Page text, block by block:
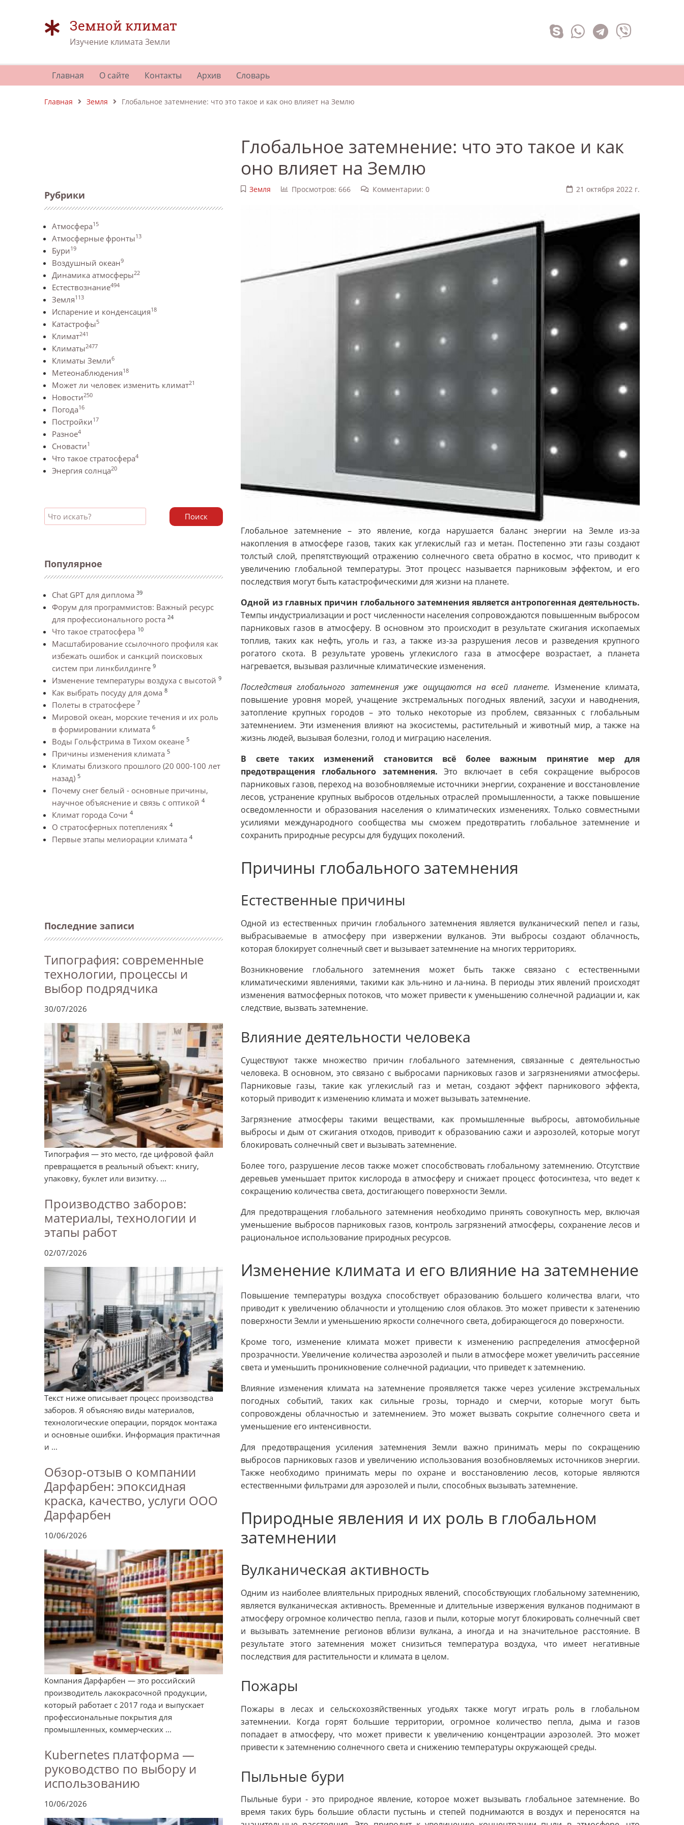
Земной климат
Изучение климата Земли
Главная О сайте Контакты Архив Словарь
Главная Земля Глобальное затемнение: что это такое и как оно влияет на Землю
Рубрики
Атмосфера15
Атмосферные фронты13
Бури19
Воздушный океан9
Динамика атмосферы22
Естествознание494
Земля113
Испарение и конденсация18
Катастрофы5
Климат241
Климаты2477
Климаты Земли6
Метеонаблюдения18
Может ли человек изменить климат21
Новости250
Погода16
Постройки17
Разное4
Сновасти1
Что такое стратосфера4
Энергия солнца20
Поиск
Популярное
Chat GPT для диплома 39
Форум для программистов: Важный ресурс
для профессионального роста 24
Что такое стратосфера 10
Масштабирование ссылочного профиля как
избежать ошибок и санкций поисковых
систем при линкбилдинге 9
Изменение температуры воздуха с высотой 9
Как выбрать посуду для дома 8
Полеты в стратосфере 7
Мировой океан, морские течения и их роль
в формировании климата 6
Воды Гольфстрима в Тихом океане 5
Причины изменения климата 5
Климаты близкого прошлого (20 000-100 лет
назад) 5
Почему снег белый - основные причины,
научное объяснение и связь с оптикой 4
Климат города Сочи 4
О стратосферных потеплениях 4
Первые этапы мелиорации климата 4
Последние записи
Типография: современные
технологии, процессы и
выбор подрядчика
30/07/2026
Типография — это место, где цифровой файл
превращается в реальный объект: книгу,
упаковку, буклет или визитку. ...
Производство заборов:
материалы, технологии и
этапы работ
02/07/2026
Текст ниже описывает процесс производства
заборов. Я объясняю виды материалов,
технологические операции, порядок монтажа
и основные ошибки. Информация практичная
и ...
Обзор-отзыв о компании
Дарфарбен: эпоксидная
краска, качество, услуги ООО
Дарфарбен
10/06/2026
Компания Дарфарбен — это российский
производитель лакокрасочной продукции,
который работает с 2017 года и выпускает
профессиональные покрытия для
промышленных, коммерческих ...
Kubernetes платформа —
руководство по выбору и
использованию
10/06/2026
Глобальное затемнение: что это такое и как
оно влияет на Землю
Земля Просмотров: 666 Комментарии: 0 21 октября 2022 г.
Глобальное затемнение – это явление, когда нарушается баланс энергии на Земле из-за
накопления в атмосфере газов, таких как углекислый газ и метан. Постепенно эти газы создают
толстый слой, препятствующий отражению солнечного света обратно в космос, что приводит к
увеличению глобальной температуры. Этот процесс называется парниковым эффектом, и его
последствия могут быть катастрофическими для жизни на планете.
Одной из главных причин глобального затемнения является антропогенная деятельность.
Темпы индустриализации и рост численности населения сопровождаются повышенным выбросом
парниковых газов в атмосферу. В основном это происходит в результате сжигания ископаемых
топлив, таких как нефть, уголь и газ, а также из-за разрушения лесов и разведения крупного
рогатого скота. В результате уровень углекислого газа в атмосфере возрастает, а планета
нагревается, вызывая различные климатические изменения.
Последствия глобального затемнения уже ощущаются на всей планете. Изменение климата,
повышение уровня морей, учащение экстремальных погодных явлений, засухи и наводнения,
затопление крупных городов – это только некоторые из проблем, связанных с глобальным
затемнением. Эти изменения влияют на экосистемы, растительный и животный мир, а также на
жизнь людей, вызывая болезни, голод и миграцию населения.
В свете таких изменений становится всё более важным принятие мер для
предотвращения глобального затемнения. Это включает в себя сокращение выбросов
парниковых газов, переход на возобновляемые источники энергии, сохранение и восстановление
лесов, устранение крупных выбросов отдельных отраслей промышленности, а также повышение
осведомленности и образования населения о климатических изменениях. Только совместными
усилиями международного сообщества мы сможем предотвратить глобальное затемнение и
сохранить природные ресурсы для будущих поколений.
Причины глобального затемнения
Естественные причины
Одной из естественных причин глобального затемнения является вулканический пепел и газы,
выбрасываемые в атмосферу при извержении вулканов. Эти выбросы создают облачность,
которая блокирует солнечный свет и вызывает затемнение на многих территориях.
Возникновение глобального затемнения может быть также связано с естественными
климатическими явлениями, такими как эль-нино и ла-нина. В периоды этих явлений происходят
изменения ватмосферных потоков, что может привести к уменьшению солнечной радиации и, как
следствие, вызвать затемнение.
Влияние деятельности человека
Существуют также множество причин глобального затемнения, связанные с деятельностью
человека. В основном, это связано с выбросами парниковых газов и загрязнениями атмосферы.
Парниковые газы, такие как углекислый газ и метан, создают эффект парникового эффекта,
который приводит к изменению климата и может вызывать затемнение.
Загрязнение атмосферы такими веществами, как промышленные выбросы, автомобильные
выбросы и дым от сжигания отходов, приводит к образованию сажи и аэрозолей, которые могут
блокировать солнечный свет и вызывать затемнение.
Более того, разрушение лесов также может способствовать глобальному затемнению. Отсутствие
деревьев уменьшает приток кислорода в атмосферу и снижает процесс фотосинтеза, что ведет к
сокращению количества света, достигающего поверхности Земли.
Для предотвращения глобального затемнения необходимо принять совокупность мер, включая
уменьшение выбросов парниковых газов, контроль загрязнений атмосферы, сохранение лесов и
рациональное использование природных ресурсов.
Изменение климата и его влияние на затемнение
Повышение температуры воздуха способствует образованию большего количества влаги, что
приводит к увеличению облачности и утолщению слоя облаков. Это может привести к затенению
поверхности Земли и уменьшению яркости солнечного света, добирающегося до поверхности.
Кроме того, изменение климата может привести к изменению распределения атмосферной
прозрачности. Увеличение количества аэрозолей и пыли в атмосфере может увеличить рассеяние
света и уменьшить проникновение солнечной радиации, что приведет к затемнению.
Влияние изменения климата на затемнение проявляется также через усиление экстремальных
погодных событий, таких как сильные грозы, торнадо и смерчи, которые могут быть
сопровождены облачностью и затемнением. Это может вызвать сокрытие солнечного света и
уменьшение его интенсивности.
Для предотвращения усиления затемнения Земли важно принимать меры по сокращению
выбросов парниковых газов и увеличению использования возобновляемых источников энергии.
Также необходимо принимать меры по охране и восстановлению лесов, которые являются
естественными фильтрами для аэрозолей и пыли, способных вызывать затемнение.
Природные явления и их роль в глобальном
затемнении
Вулканическая активность
Одним из наиболее влиятельных природных явлений, способствующих глобальному затемнению,
является вулканическая активность. Временные и длительные извержения вулканов поднимают в
атмосферу огромное количество пепла, газов и пыли, которые могут блокировать солнечный свет
и вызывать затемнение регионов вблизи вулкана, а иногда и на значительное расстояние. В
результате этого затемнения может снизиться температура воздуха, что имеет негативные
последствия для растительности и климата в целом.
Пожары
Пожары в лесах и сельскохозяйственных угодьях также могут играть роль в глобальном
затемнении. Когда горят большие территории, огромное количество пепла, дыма и газов
попадает в атмосферу, что может привести к увеличению концентрации аэрозолей. Это может
привести к затемнению солнечного света и снижению температуры окружающей среды.
Пыльные бури
Пыльные бури - это природное явление, которое может вызывать глобальное затемнение. Во
время таких бурь большие области пустынь и степей поднимаются в воздух и переносятся на